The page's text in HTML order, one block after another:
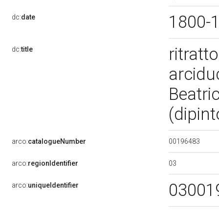
dc:date 1800-
dc:title
arco:catalogueNumber 00196483
arco:regionIdentifier 03
arco:uniqueIdentifier